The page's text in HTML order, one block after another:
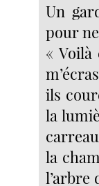
Un
pour
« Voilà
ils
la
la
l’arbre